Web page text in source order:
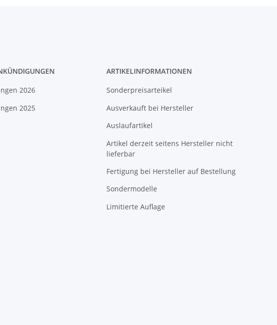
2026
2025
ARTIKELINFORMATIONEN
Sonderpreisarteikel
Ausverkauft bei Hersteller
Auslaufartikel
Artikel derzeit seitens Hersteller nicht
lieferbar
Fertigung bei Hersteller auf Bestellung
Sondermodelle
Limitierte Auflage